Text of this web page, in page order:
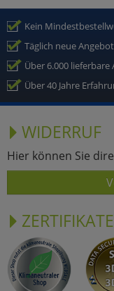
Kein
Täglich neue
Über 6.000 lieferbare
Über 40 Jahre
WIDERRUF
Hier können Sie
ZERTIFIKATE